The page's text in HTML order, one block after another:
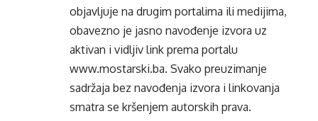
objavljuje na drugim portalima ili medijima,
obavezno je jasno navođenje izvora uz
aktivan i vidljiv link prema portalu
www.mostarski.ba. Svako preuzimanje
sadržaja bez navođenja izvora i linkovanja
smatra se kršenjem autorskih prava.